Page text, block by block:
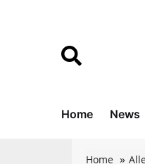
Home News
Home